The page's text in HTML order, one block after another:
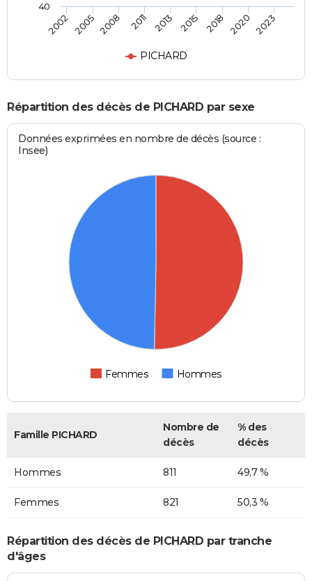
PICHARD
2002 2005 2008 2011 2013 2015 2018 2020 2023
40
Répartition des décès de PICHARD par sexe
Données exprimées en nombre de décès (source :
Insee)
Femmes Hommes
Famille PICHARD
Nombre de
décès
% des
décès
Hommes 811 49,7 %
Femmes 821 50,3 %
Répartition des décès de PICHARD par tranche
d'âges